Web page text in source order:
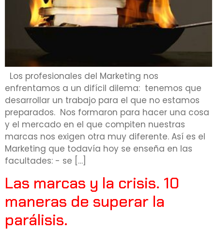
Los profesionales del Marketing nos
enfrentamos a un difícil dilema: tenemos que
desarrollar un trabajo para el que no estamos
preparados. Nos formaron para hacer una cosa
y el mercado en el que compiten nuestras
marcas nos exigen otra muy diferente. Así es el
Marketing que todavía hoy se enseña en las
facultades: - se […]
Las marcas y la crisis. 10
maneras de superar la
parálisis.